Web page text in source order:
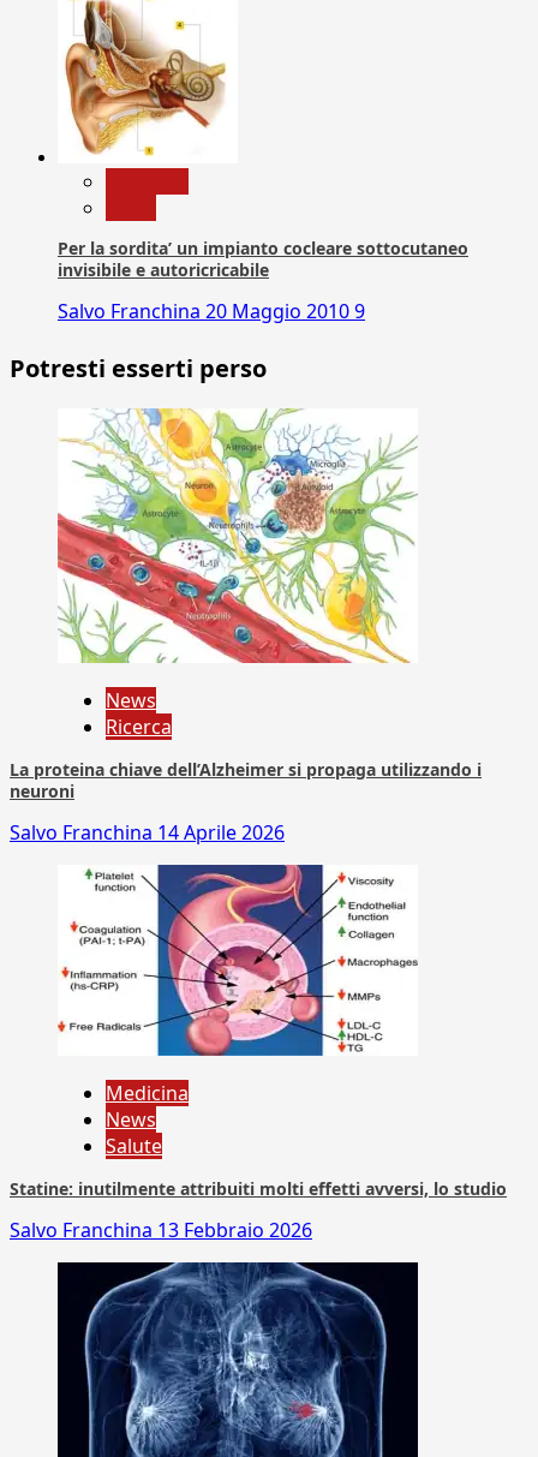
Per la sordita’ un impianto cocleare sottocutaneo
invisibile e autoricricabile
Salvo Franchina 20 Maggio 20109
Potresti esserti perso
News
Ricerca
La proteina chiave dell’Alzheimer si propaga utilizzando i
neuroni
Salvo Franchina 14 Aprile 2026
Medicina
News
Salute
Statine: inutilmente attribuiti molti effetti avversi, lo studio
Salvo Franchina 13 Febbraio 2026